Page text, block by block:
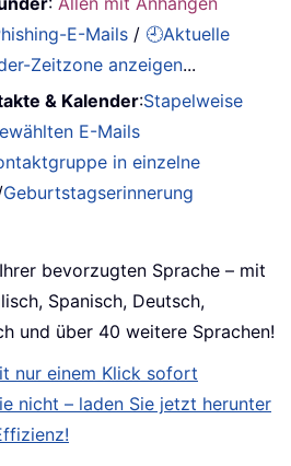
E-Mails / 🕘Aktuelle
Zeitzone anzeigen...
& Kalender:Stapelweise
E-Mails
in einzelne
Geburtstagserinnerung
bevorzugten Sprache – mit
Spanisch, Deutsch,
und über 40 weitere Sprachen!
nur einem Klick sofort
nicht – laden Sie jetzt herunter